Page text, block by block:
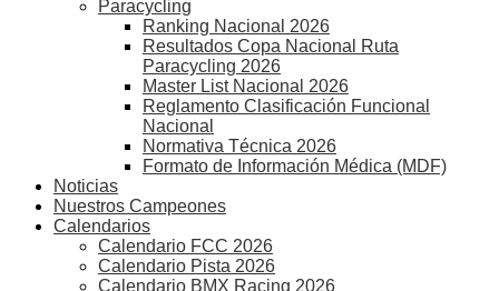
Paracycling
Ranking Nacional 2026
Resultados Copa Nacional Ruta
Paracycling 2026
Master List Nacional 2026
Reglamento Clasificación Funcional
Nacional
Normativa Técnica 2026
Formato de Información Médica (MDF)
Noticias
Nuestros Campeones
Calendarios
Calendario FCC 2026
Calendario Pista 2026
Calendario BMX Racing 2026